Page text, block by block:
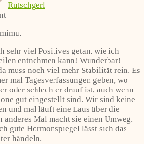
Rutschgerl
sehr viel Positives getan, wie ich
entnehmen kann! Wunderbar!
muss noch viel mehr Stabilität rein. Es
mal Tagesverfassungen geben, wo
oder schlechter drauf ist, auch wenn
gut eingestellt sind. Wir sind keine
und mal läuft eine Laus über die
anderes Mal macht sie einen Umweg.
gute Hormonspiegel lässt sich das
händeln.